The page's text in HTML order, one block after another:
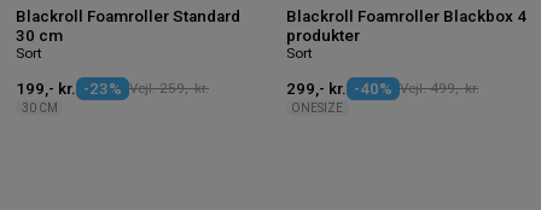
Blackroll Foamroller Standard
30 cm
Sort
199,- kr. -23% Vejl. 259,- kr.
30 CM
Blackroll Foamroller Blackbox 4
produkter
Sort
299,- kr. -40% Vejl. 499,- kr.
ONESIZE